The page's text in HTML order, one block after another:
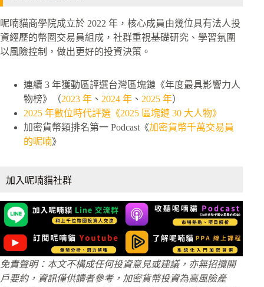
呢喃貓商學院成立於 2022 年，核心成員由幾位具有法人投
資經歷的幣圈交易員組成，社群重視基礎研究、學習氛圍
以風險控制，做出更好的投資決策。
連續 3 年獲動區評選台灣區塊鏈《年度最具影響力人
物榜》（2023 年 、 2024 年 、 2025 年）
2025 年數位時代評選《2025 區塊鏈 30 大人物》
加密貨幣類排名第一 Podcast《加密貨幣千萬交易員
的呢喃》
加入呢喃貓社群
免責聲明：本文不構成任何投資意見或建議，亦無招攬開
戶要約，資訊僅供讀者參考，加密貨幣投資為高風險產